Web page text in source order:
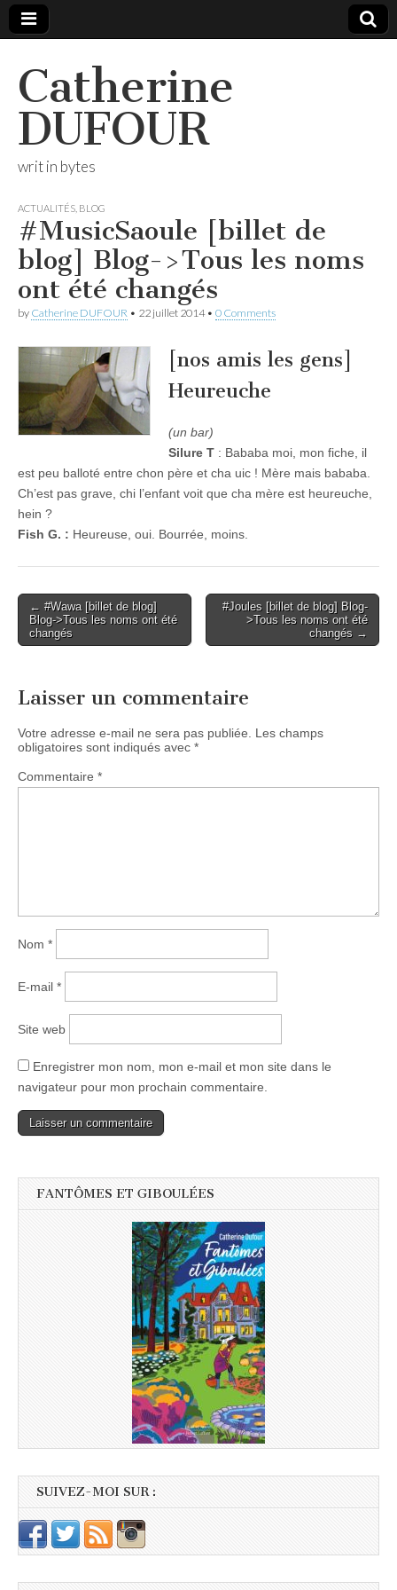
Catherine
DUFOUR
writ in bytes
ACTUALITÉS BLOG
#MusicSaoule [billet de
blog] Blog->Tous les noms
ont été changés
by Catherine DUFOUR • 22 juillet 2014• 0 Comments
[nos amis les gens]
Heureuche
(un bar)
Silure T : Bababa moi, mon fiche, il
est peu balloté entre chon père et cha uic ! Mère mais bababa.
Ch’est pas grave, chi l’enfant voit que cha mère est heureuche,
hein ?
Fish G. : Heureuse, oui. Bourrée, moins.
Post
navigation
← #Wawa [billet de blog]
Blog->Tous les noms ont été
changés
#Joules [billet de blog] Blog-
>Tous les noms ont été
changés →
Laisser un commentaire
Votre adresse e-mail ne sera pas publiée.
Les champs
obligatoires sont indiqués avec *
Commentaire *
Nom *
E-mail *
Site web
Enregistrer mon nom, mon e-mail et mon site dans le
navigateur pour mon prochain commentaire.
FANTÔMES ET GIBOULÉES
SUIVEZ-MOI SUR :